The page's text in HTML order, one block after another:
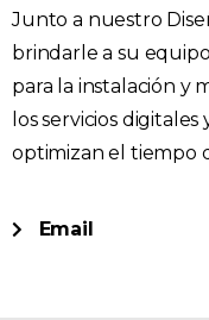
Junto a nuestro
brindarle a su
para la instalación y
los servicios
optimizan el tiempo
Email